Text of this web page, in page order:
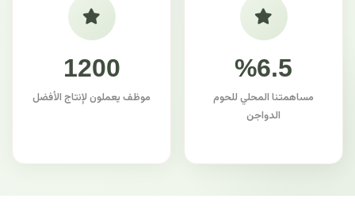
%6.5
مساهمتنا المحلي للحوم
الدواجن
1200
موظف يعملون لإنتاج الأفضل